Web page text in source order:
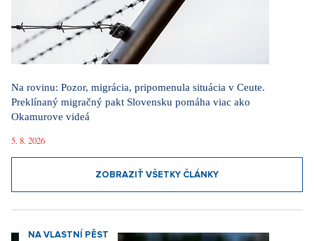
Na rovinu: Pozor, migrácia, pripomenula situácia v Ceute.
Preklínaný migračný pakt Slovensku pomáha viac ako
Okamurove videá
5. 8. 2026
ZOBRAZIŤ VŠETKY ČLÁNKY
NA VLASTNÍ PĚST